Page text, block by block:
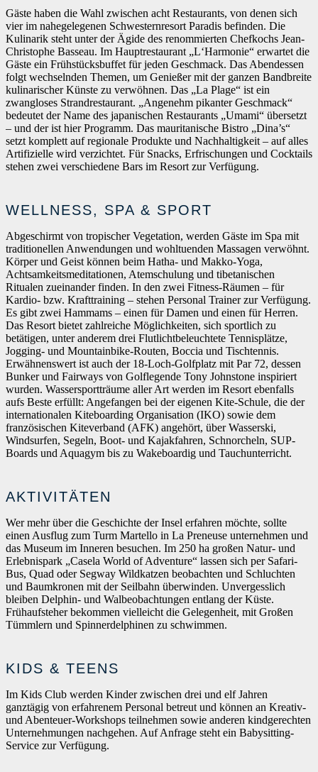
Gäste haben die Wahl zwischen acht Restaurants, von denen sich
vier im nahegelegenen Schwesternresort Paradis befinden. Die
Kulinarik steht unter der Ägide des renommierten Chefkochs Jean-
Christophe Basseau. Im Hauptrestaurant „L‘Harmonie“ erwartet die
Gäste ein Frühstücksbuffet für jeden Geschmack. Das Abendessen
folgt wechselnden Themen, um Genießer mit der ganzen Bandbreite
kulinarischer Künste zu verwöhnen. Das „La Plage“ ist ein
zwangloses Strandrestaurant. „Angenehm pikanter Geschmack“
bedeutet der Name des japanischen Restaurants „Umami“ übersetzt
– und der ist hier Programm. Das mauritanische Bistro „Dina’s“
setzt komplett auf regionale Produkte und Nachhaltigkeit – auf alles
Artifizielle wird verzichtet. Für Snacks, Erfrischungen und Cocktails
stehen zwei verschiedene Bars im Resort zur Verfügung.
WELLNESS, SPA & SPORT
Abgeschirmt von tropischer Vegetation, werden Gäste im Spa mit
traditionellen Anwendungen und wohltuenden Massagen verwöhnt.
Körper und Geist können beim Hatha- und Makko-Yoga,
Achtsamkeitsmeditationen, Atemschulung und tibetanischen
Ritualen zueinander finden. In den zwei Fitness-Räumen – für
Kardio- bzw. Krafttraining – stehen Personal Trainer zur Verfügung.
Es gibt zwei Hammams – einen für Damen und einen für Herren.
Das Resort bietet zahlreiche Möglichkeiten, sich sportlich zu
betätigen, unter anderem drei Flutlichtbeleuchtete Tennisplätze,
Jogging- und Mountainbike-Routen, Boccia und Tischtennis.
Erwähnenswert ist auch der 18-Loch-Golfplatz mit Par 72, dessen
Bunker und Fairways von Golflegende Tony Johnstone inspiriert
wurden. Wassersportträume aller Art werden im Resort ebenfalls
aufs Beste erfüllt: Angefangen bei der eigenen Kite-Schule, die der
internationalen Kiteboarding Organisation (IKO) sowie dem
französischen Kiteverband (AFK) angehört, über Wasserski,
Windsurfen, Segeln, Boot- und Kajakfahren, Schnorcheln, SUP-
Boards und Aquagym bis zu Wakeboardig und Tauchunterricht.
AKTIVITÄTEN
Wer mehr über die Geschichte der Insel erfahren möchte, sollte
einen Ausflug zum Turm Martello in La Preneuse unternehmen und
das Museum im Inneren besuchen. Im 250 ha großen Natur- und
Erlebnispark „Casela World of Adventure“ lassen sich per Safari-
Bus, Quad oder Segway Wildkatzen beobachten und Schluchten
und Baumkronen mit der Seilbahn überwinden. Unvergesslich
bleiben Delphin- und Walbeobachtungen entlang der Küste.
Frühaufsteher bekommen vielleicht die Gelegenheit, mit Großen
Tümmlern und Spinnerdelphinen zu schwimmen.
KIDS & TEENS
Im Kids Club werden Kinder zwischen drei und elf Jahren
ganztägig von erfahrenem Personal betreut und können an Kreativ-
und Abenteuer-Workshops teilnehmen sowie anderen kindgerechten
Unternehmungen nachgehen. Auf Anfrage steht ein Babysitting-
Service zur Verfügung.